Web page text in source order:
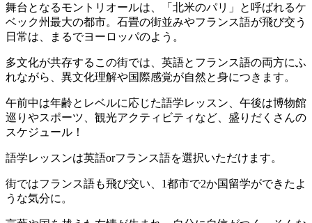
舞台となるモントリオールは、「北米のパリ」と呼ばれるケ
ベック州最大の都市。石畳の街並みやフランス語が飛び交う
日常は、まるでヨーロッパのよう。
多文化が共存するこの街では、英語とフランス語の両方にふ
れながら、異文化理解や国際感覚が自然と身につきます。
午前中は年齢とレベルに応じた語学レッスン、午後は博物館
巡りやスポーツ、観光アクティビティなど、盛りだくさんの
スケジュール！
語学レッスンは英語orフランス語を選択いただけます。
街ではフランス語も飛び交い、1都市で2か国留学ができたよ
うな気分に。